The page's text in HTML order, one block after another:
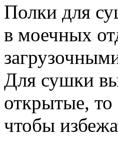
Полки для
в моечных
Для сушки
открытые, то
чтобы